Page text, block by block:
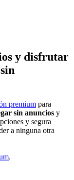
y disfrutar
premium para
sin anuncios y
y segura
a ninguna otra
.